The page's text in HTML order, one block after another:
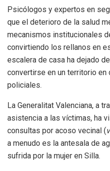
Psicólogos y expertos en
que el deterioro de la salud
mecanismos institucionales
convirtiendo los rellanos en
escalera de casa ha dejado
convertirse en un territorio
policiales.
La Generalitat Valenciana, a
asistencia a las víctimas, ha
consultas por acoso vecinal (
a menudo es la antesala de
sufrida por la mujer en Silla.